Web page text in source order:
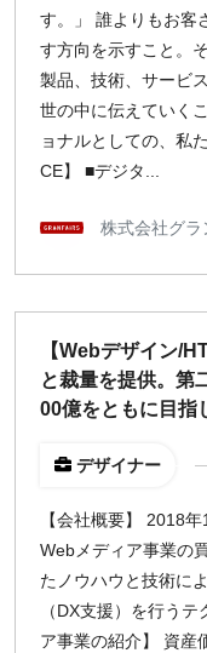
名古屋
京都
福岡
募集状況
¥2,000
す。」 誰よりもお客
す方向を示すこと。
製品、技術、サービ
世の中に伝えていく
ョナルとしての、私
CE】 ■デジタ...
株式会社グラ
【Webデザイン/
と裁量を提供。第
00億をともに目指
デザイナー
【会社概要】 2018
Webメディア事業の
たノウハウと技術に
（DX支援）を行う
ア事業の紹介】 資産